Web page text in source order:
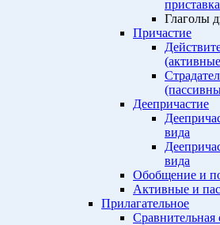
Глаголы
Причастие
Деепричастие
вида
вида
Обобщение и
Активные и
Прилагательное
Сравнительная